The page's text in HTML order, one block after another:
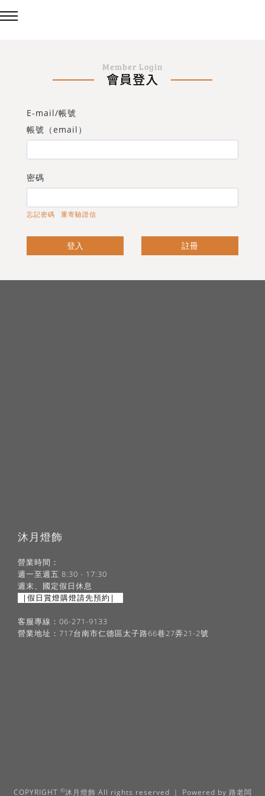
台灣製造✨熱銷款✨
Panasonic 國際牌燈具
72w / 96w 系列
造型吸頂燈
壁燈
Member Login
會員登入
E-mail/帳號
帳號（email）
密碼
忘記密碼 重寄驗證信
登入 註冊
沐月燈飾
營業時間：
週一至週五 8:30 - 17:30
週末、國定假日休息
|假日賞燈購燈請先預約|
客服專線：06-271-9133
營業地址：717台南市仁德區太子路66巷27弄21-2號
COPYRIGHT ©沐月燈飾 All rights reserved ｜ Powered by 路老闆